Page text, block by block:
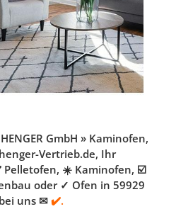
GmbH » Kaminofen,
Vertrieb.de, Ihr
Pelletofen, ☀️ Kaminofen, ☑️
oder ✓ Ofen in 59929
uns ✉ ✔️.